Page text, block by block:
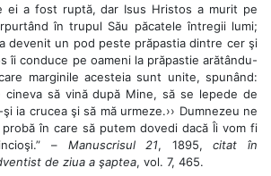
ei a fost ruptă, dar Isus Hristos a murit pe
în trupul Său păcatele întregii lumi;
devenit un pod peste prăpastia dintre cer şi
îi conduce pe oameni la prăpastie arătându-
marginile acesteia sunt unite, spunând:
cineva să vină după Mine, să se lepede de
ia crucea şi să mă urmeze.›› Dumnezeu ne
în care să putem dovedi dacă Îi vom fi
– Manuscrisul 21, 1895,citat în
de ziua a şaptea, vol. 7, 465.